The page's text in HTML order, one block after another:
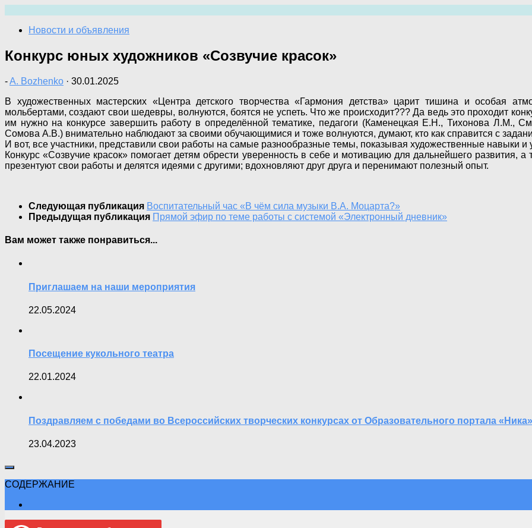
содержимому
Новости и объявления
Конкурс юных художников «Созвучие красок»
-A. Bozhenko · 30.01.2025
В художественных мастерских «Центра детского творчества «Гармония детства» царит тишина и особая
мольбертами, создают свои шедевры, волнуются, боятся не успеть. Что же происходит??? Да ведь это проходит
им нужно на конкурсе завершить работу в определённой тематике, педагоги (Каменецкая Е.Н., Тихонова
Сомова А.В.) внимательно наблюдают за своими обучающимися и тоже волнуются, думают, кто как справится с
И вот, все участники, представили свои работы на самые разнообразные темы, показывая художественные навыки
Конкурс «Созвучие красок» помогает детям обрести уверенность в себе и мотивацию для дальнейшего развития,
презентуют свои работы и делятся идеями с другими; вдохновляют друг друга и перенимают полезный опыт.
Следующая публикация Воспитательный час «В чём сила музыки В.А. Моцарта?»
Предыдущая публикация Прямой эфир по теме работы с системой «Электронный дневник»
Вам может также понравиться...
Приглашаем на наши мероприятия
22.05.2024
Посещение кукольного театра
22.01.2024
Поздравляем с победами во Всероссийских творческих конкурсах от Образовательного портала «Ника»
23.04.2023
СОДЕРЖАНИЕ